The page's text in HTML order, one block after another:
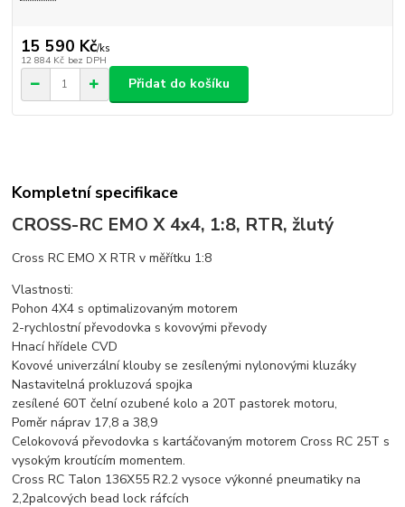
15 590 Kč/ks
12 884 Kč bez DPH
Přidat do košíku
Kompletní specifikace
CROSS-​RC EMO X 4x4, 1:8, RTR, žlutý
Cross RC EMO X RTR v měřítku 1:8
Vlastnosti:
Pohon 4X4 s optimalizovaným motorem
2-rychlostní převodovka s kovovými převody
Hnací hřídele CVD
Kovové univerzální klouby se zesílenými nylonovými kluzáky
Nastavitelná prokluzová spojka
zesílené 60T čelní ozubené kolo a 20T pastorek motoru,
Poměr náprav 17,8 a 38,9
Celokovová převodovka s kartáčovaným motorem Cross RC 25T s
vysokým kroutícím momentem.
Cross RC Talon 136X55 R2.2 vysoce výkonné pneumatiky na
2,2palcových bead lock ráfcích